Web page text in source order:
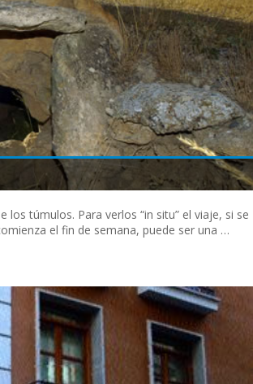
túmulos. Para verlos “in situ” el viaje, si se
el fin de semana, puede ser una …